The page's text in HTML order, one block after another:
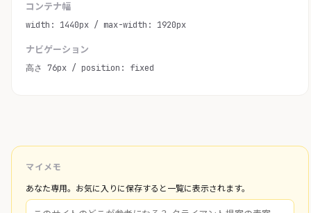
コンテナ幅
width: 1440px / max-width: 1920px
ナビゲーション
高さ 76px / position: fixed
マイメモ
あなた専用。お気に入りに保存すると一覧に表示されます。